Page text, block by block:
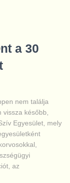
a 30
nem találja
később,
Egyesület, mely
az